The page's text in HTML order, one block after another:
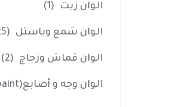
الوان زيت (1)
الوان شمع وباستل (25)
الوان قماش وزجاج (2)
الوان وجه و أصابع(finger &face paint)